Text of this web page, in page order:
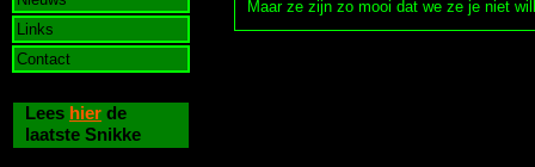
Lees hier de
laatste Snikke
Links
Contact
Maar ze zijn zo mooi dat we ze je niet